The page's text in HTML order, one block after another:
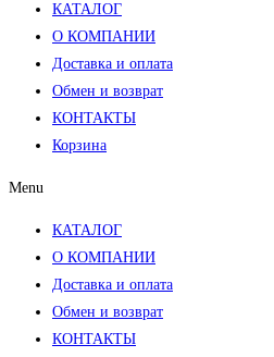
КАТАЛОГ
О КОМПАНИИ
Доставка и оплата
Обмен и возврат
КОНТАКТЫ
Корзина
Menu
КАТАЛОГ
О КОМПАНИИ
Доставка и оплата
Обмен и возврат
КОНТАКТЫ